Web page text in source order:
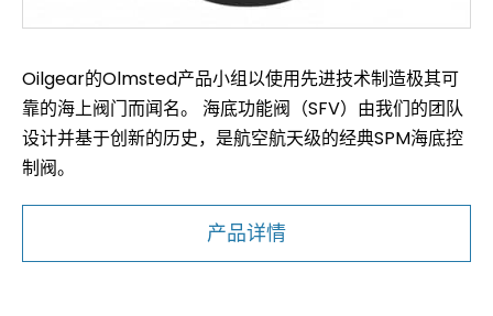
Oilgear的Olmsted产品小组以使用先进技术制造极其可
靠的海上阀门而闻名。 海底功能阀（SFV）由我们的团队
设计并基于创新的历史，是航空航天级的经典SPM海底控
制阀。
产品详情